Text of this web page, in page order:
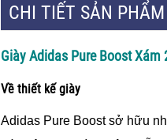
CHI TIẾT SẢN PHẨM
Giày Adidas Pure Boost Xám
Về thiết kế giày
Adidas Pure Boost sở hữu